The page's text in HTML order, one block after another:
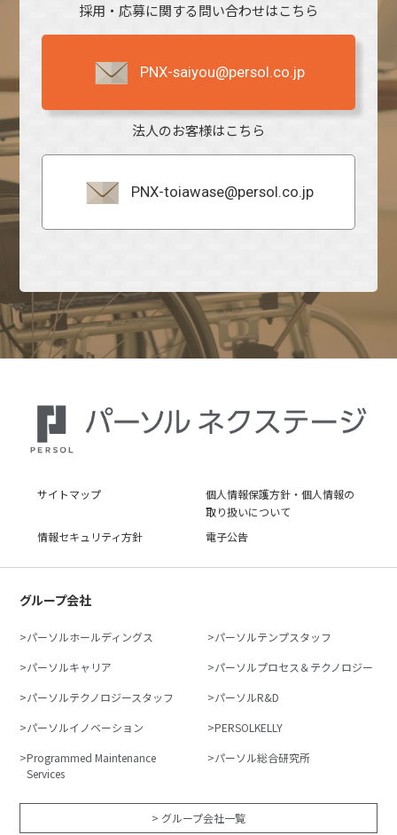
採用・応募に関する問い合わせはこちら
PNX-saiyou@persol.co.jp
法人のお客様はこちら
PNX-toiawase@persol.co.jp
サイトマップ
個人情報保護方針・個人情報の
取り扱いについて
情報セキュリティ方針
電子公告
グループ会社
パーソルホールディングス
パーソルテンプスタッフ
パーソルキャリア
パーソルプロセス＆テクノロジー
パーソルテクノロジースタッフ
パーソルR&D
パーソルイノベーション
PERSOLKELLY
Programmed Maintenance
Services
パーソル総合研究所
> グループ会社一覧